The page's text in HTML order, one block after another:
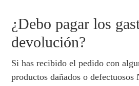
¿Debo pagar los
devolución?
Si has recibido el pedido con
productos dañados o defectuosos